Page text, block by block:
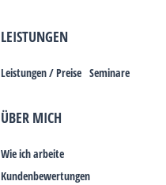
LEISTUNGEN
Leistungen / Preise Seminare
ÜBER MICH
Wie ich arbeite
Kundenbewertungen